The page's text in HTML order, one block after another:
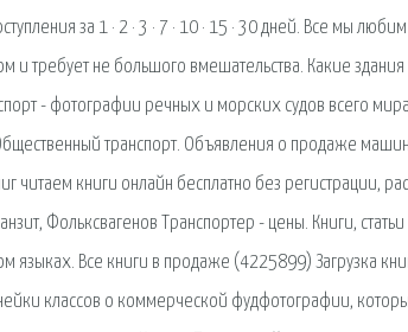
за 1 · 2 · 3 · 7 · 10 · 15 · 30 дней. Все мы
и требует не большого вмешательства. Какие
- фотографии речных и морских судов всего
транспорт. Объявления о продаже
читаем книги онлайн бесплатно без регистрации,
Фольксвагенов Транспортер - цены. Книги,
языках. Все книги в продаже (4225899) Загрузка
классов о коммерческой фудфотографии,